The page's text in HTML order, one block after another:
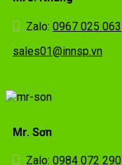
Zalo: 0967 025 063
sales01@innsp.vn
Mr. Sơn
Zalo: 0984 072 290